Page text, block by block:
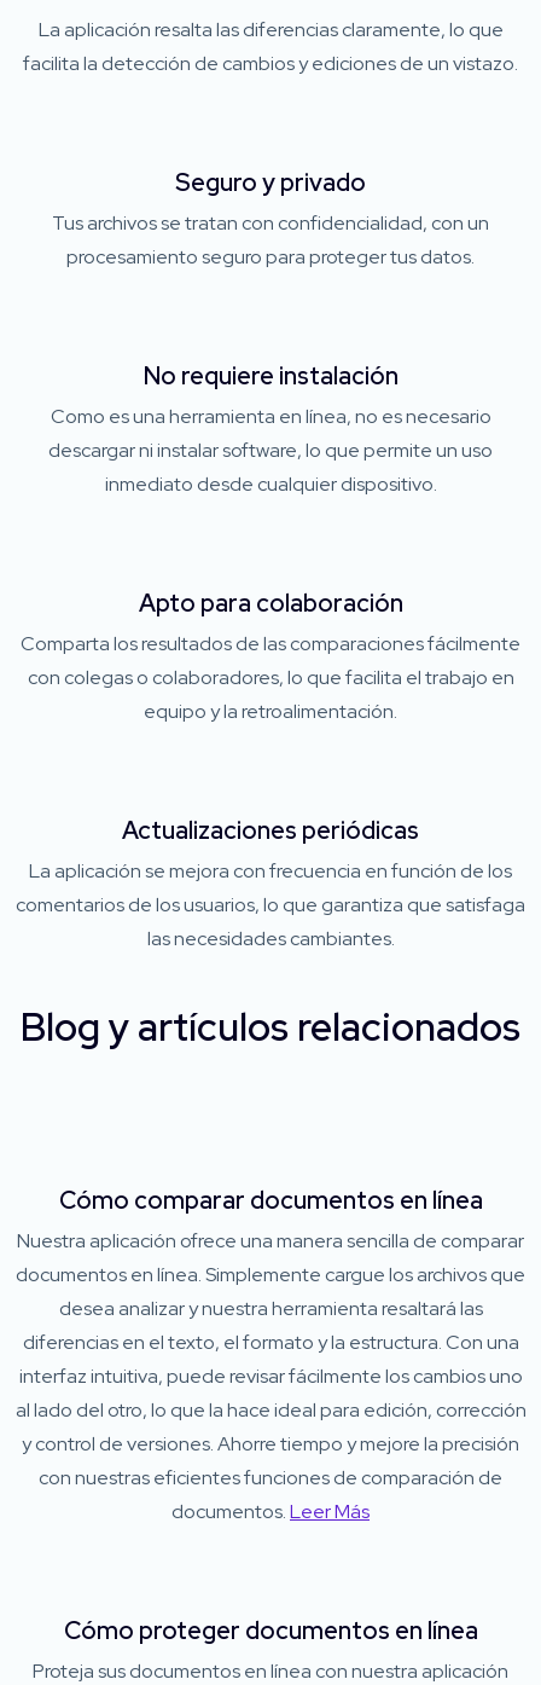
La aplicación resalta las diferencias claramente, lo que
facilita la detección de cambios y ediciones de un vistazo.
Seguro y privado
Tus archivos se tratan con confidencialidad, con un
procesamiento seguro para proteger tus datos.
No requiere instalación
Como es una herramienta en línea, no es necesario
descargar ni instalar software, lo que permite un uso
inmediato desde cualquier dispositivo.
Apto para colaboración
Comparta los resultados de las comparaciones fácilmente
con colegas o colaboradores, lo que facilita el trabajo en
equipo y la retroalimentación.
Actualizaciones periódicas
La aplicación se mejora con frecuencia en función de los
comentarios de los usuarios, lo que garantiza que satisfaga
las necesidades cambiantes.
Blog y artículos relacionados
Cómo comparar documentos en línea
Nuestra aplicación ofrece una manera sencilla de comparar
documentos en línea. Simplemente cargue los archivos que
desea analizar y nuestra herramienta resaltará las
diferencias en el texto, el formato y la estructura. Con una
interfaz intuitiva, puede revisar fácilmente los cambios uno
al lado del otro, lo que la hace ideal para edición, corrección
y control de versiones. Ahorre tiempo y mejore la precisión
con nuestras eficientes funciones de comparación de
documentos.Leer Más
Cómo proteger documentos en línea
Proteja sus documentos en línea con nuestra aplicación